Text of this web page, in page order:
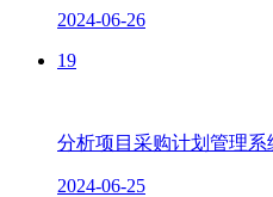
2024-06-26
19
分析项目采购计划管理
2024-06-25